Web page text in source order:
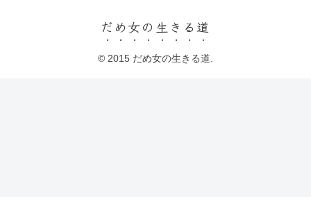
だめ女の生きる道
© 2015 だめ女の生きる道.